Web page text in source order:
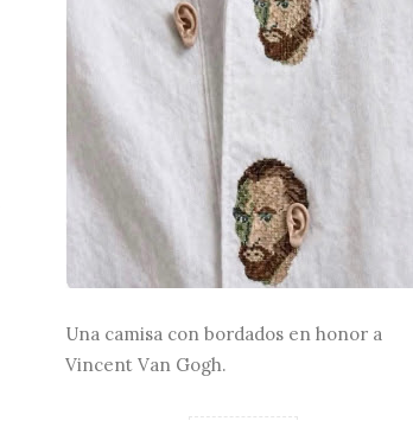
Una camisa con bordados en honor a
Vincent Van Gogh.